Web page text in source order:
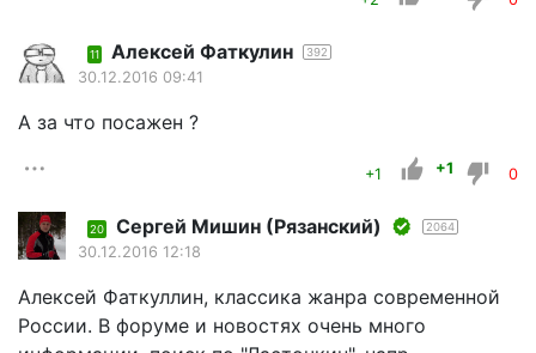
11 Алексей Фаткулин 392
30.12.2016 09:41
А за что посажен ?
+1 +1 0
20 Сергей Мишин (Рязанский) 2064
30.12.2016 12:18
Алексей Фаткуллин, классика жанра современной
России. В форуме и новостях очень много